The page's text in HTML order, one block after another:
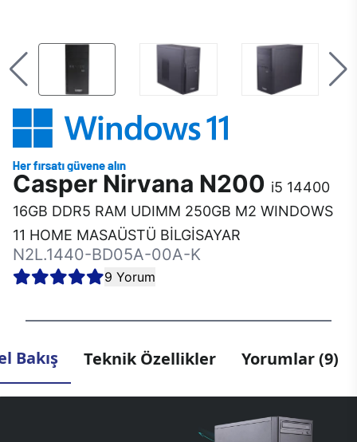
Casper Nirvana N200 i5 14400
16GB DDR5 RAM UDIMM 250GB M2 WINDOWS
11 HOME MASAÜSTÜ BİLGİSAYAR
N2L.1440-BD05A-00A-K
9 Yorum
Bakış Teknik Özellikler Yorumlar (9)